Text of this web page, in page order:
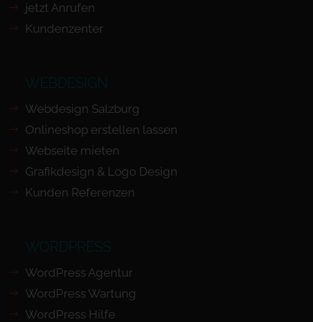
jetzt Anrufen
Kundenzenter
WEBDESIGN
Webdesign Salzburg
Onlineshop erstellen lassen
Webseite mieten
Grafikdesign & Logo Design
Kunden Referenzen
WORDPRESS
WordPress Agentur
WordPress Wartung
WordPress Hilfe